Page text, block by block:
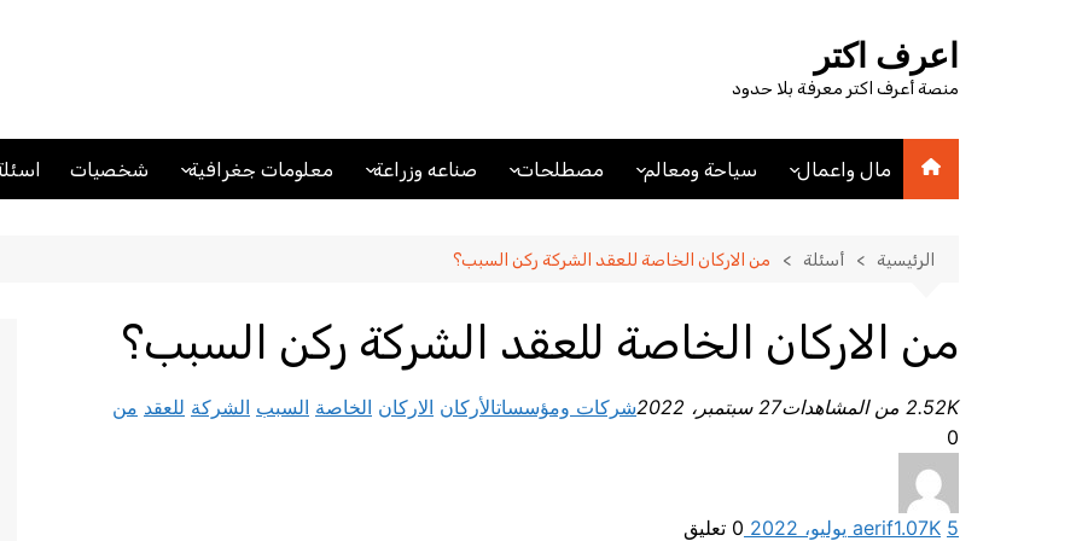
اعرف اكتر
منصة أعرف اكتر معرفة بلا حدود
مال واعمال
مصطلحات اقتصادية
سياحة ومعالم
فنادق
مصطلحات صناعه وزراعة
صناعه
معلومات جغرافية شخصيات
الرئيسية أسئلة من الاركان الخاصة للعقد الشركة ركن السبب؟
من الاركان الخاصة للعقد الشركة ركن السبب؟
2.52K من المشاهدات 27 سبتمبر، 2022 شركات ومؤسساتالأركان الاركان الخاصة السبب الشركة للعقد من
0
aerif1.07K 5 يوليو، 2022 0 تعليق